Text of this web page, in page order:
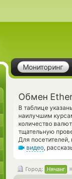
Мониторинг
Обмен
В таблице
наилучшим
количество
тщательную
Для
видео,
Город: Нячанг